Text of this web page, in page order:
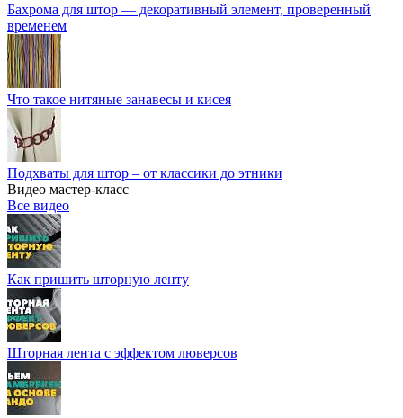
Бахрома для штор — декоративный элемент, проверенный
временем
Что такое нитяные занавесы и кисея
Подхваты для штор – от классики до этники
Видео мастер-класс
Все видео
Как пришить шторную ленту
Шторная лента с эффектом люверсов